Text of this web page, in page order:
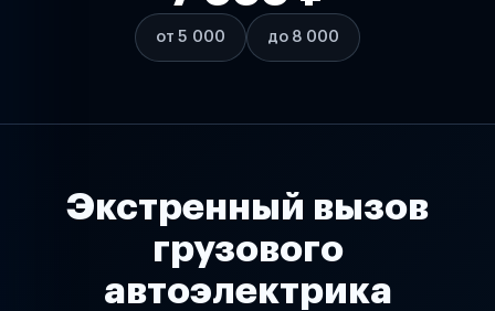
от 5 000 до 8 000
Экстренный вызов
грузового
автоэлектрика